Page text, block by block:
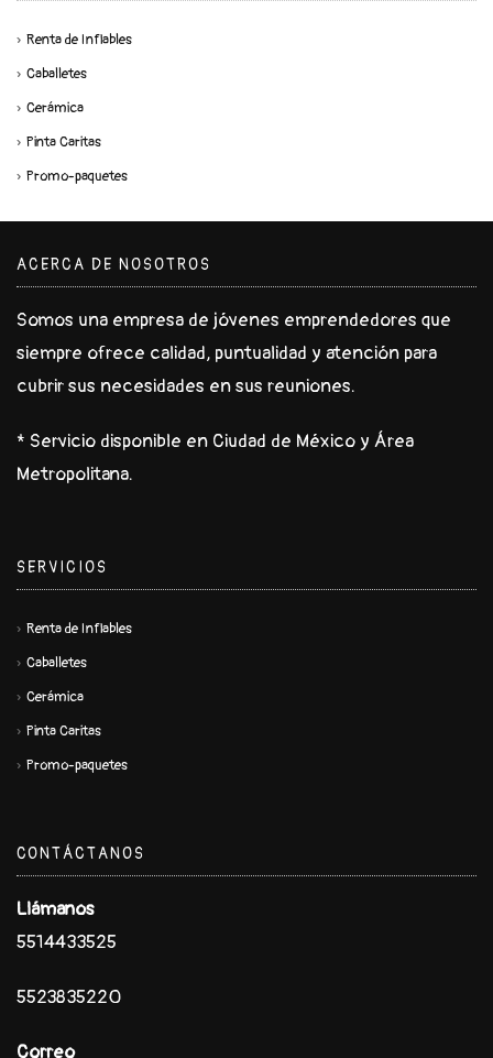
Renta de Inflables
Caballetes
Cerámica
Pinta Caritas
Promo-paquetes
ACERCA DE NOSOTROS
Somos una empresa de jóvenes emprendedores que
siempre ofrece calidad, puntualidad y atención para
cubrir sus necesidades en sus reuniones.
* Servicio disponible en Ciudad de México y Área
Metropolitana.
SERVICIOS
Renta de Inflables
Caballetes
Cerámica
Pinta Caritas
Promo-paquetes
CONTÁCTANOS
Llámanos
5514433525
5523835220
Correo